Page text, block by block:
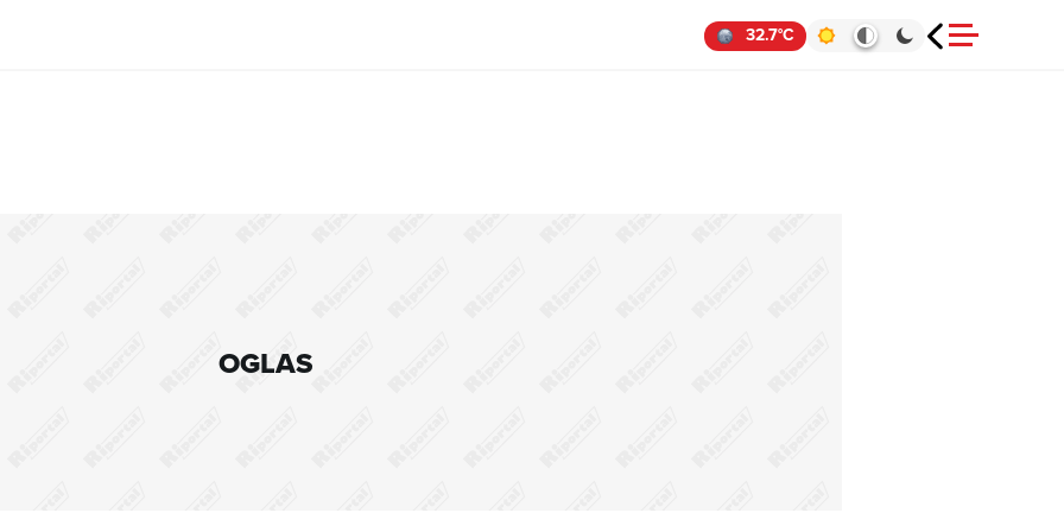
32.7°C
OGLAS